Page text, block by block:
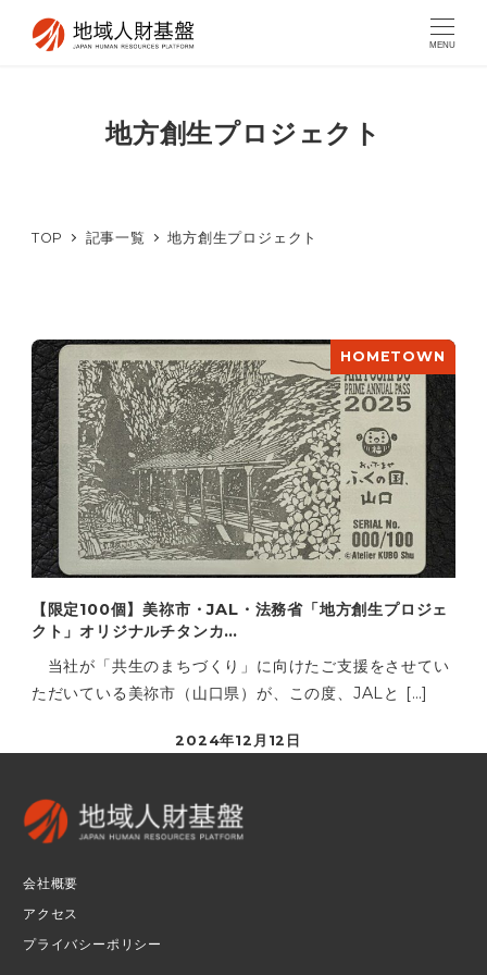
MENU
地方創生プロジェクト
TOP 記事一覧 地方創生プロジェクト
HOMETOWN
【限定100個】美祢市・JAL・法務省「地方創生プロジェ
クト」オリジナルチタンカ…
当社が「共生のまちづくり」に向けたご支援をさせてい
ただいている美祢市（山口県）が、この度、JALと […]
2024年12月12日
会社概要
アクセス
プライバシーポリシー